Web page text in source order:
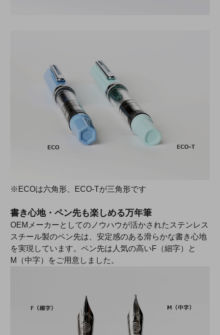
※ECOは六角形、ECO-Tが三角形です
書き心地・ペン先も楽しめる万年筆
OEMメーカーとしてのノウハウが活かされたステンレス
スチール製のペン先は、安定感のある滑らかな書き心地
を実現しています。ペン先は人気の高いF（細字）と
M（中字）をご用意しました。